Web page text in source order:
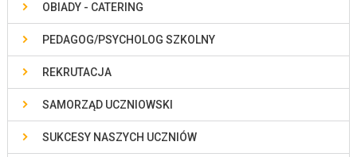
OBIADY - CATERING
PEDAGOG/PSYCHOLOG SZKOLNY
REKRUTACJA
SAMORZĄD UCZNIOWSKI
SUKCESY NASZYCH UCZNIÓW